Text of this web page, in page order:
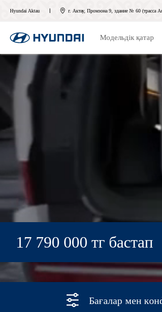
Hyundai Aktau г. Актау, Промзона 9, здание № 60 (трасса
Модельдік қатар
17 790 000 тг бастап
Бағалар мен